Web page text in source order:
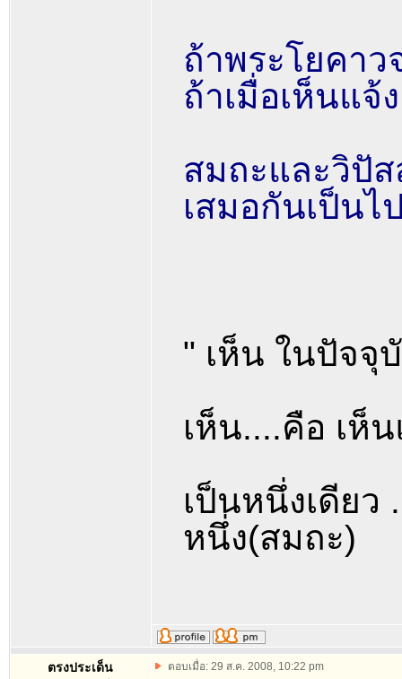
ถ้าพระโยคา
ถ้าเมื่อเห็นแ
สมถะและวิปั
เสมอกันเป็นไ
" เห็น ในปัจจุ
เห็น....คือ เห็
เป็นหนึ่งเดีย
หนึ่ง(สมถะ)
ตรงประเด็น ตอบเมื่อ: 29 ส.ค. 2008, 10:22 pm